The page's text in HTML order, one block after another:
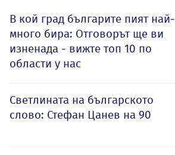
В кой град българите пият най-
много бира: Отговорът ще ви
изненада - вижте топ 10 по
области у нас
Светлината на българското
слово: Стефан Цанев на 90